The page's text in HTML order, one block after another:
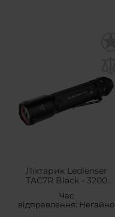
Ліхтарик Ledlenser
TAC7R Black - 3200
Час
відправлення: Негайно